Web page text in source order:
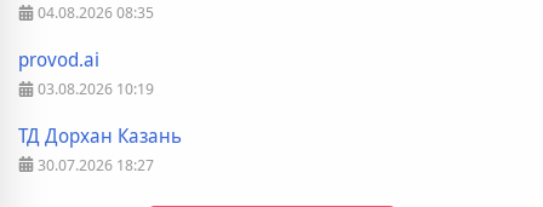
04.08.202608:35
provod.ai
03.08.2026 10:19
ТД Дорхан Казань
30.07.2026 18:27